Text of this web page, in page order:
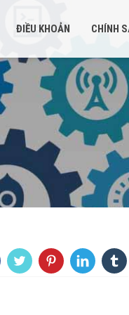
ĐIỀU KHOẢN CHÍNH